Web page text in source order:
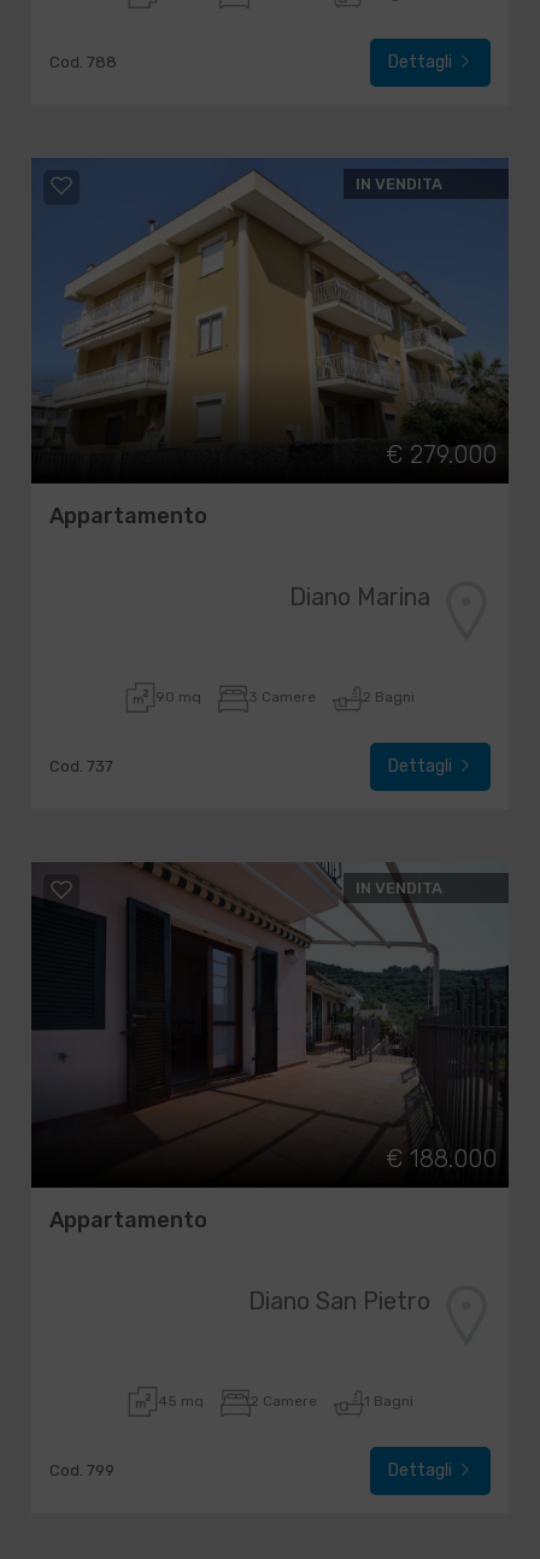
Cod. 788 Dettagli
IN VENDITA
€ 279.000
Appartamento
Diano Marina
90 mq 3 Camere 2 Bagni
Cod. 737 Dettagli
IN VENDITA
€ 188.000
Appartamento
Diano San Pietro
45 mq 2 Camere 1 Bagni
Cod. 799 Dettagli